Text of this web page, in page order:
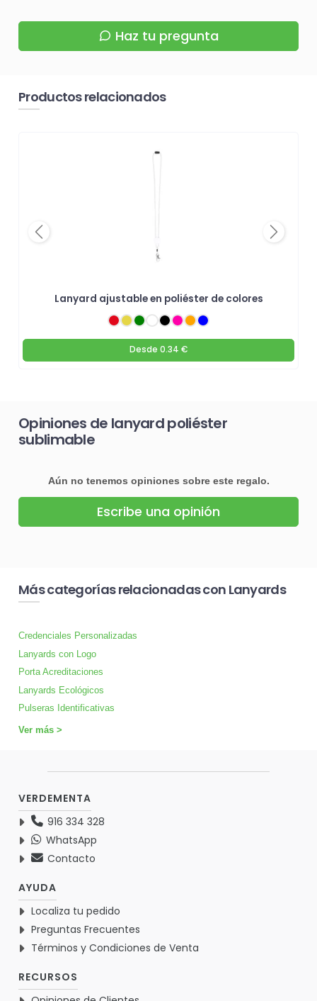
Haz tu pregunta
Productos relacionados
Lanyard ajustable en poliéster de colores
Desde 0.34 €
Previous Next
Opiniones de lanyard poliéster
sublimable
Aún no tenemos opiniones sobre este regalo.
Escribe una opinión
Más categorías relacionadas con Lanyards
Credenciales Personalizadas
Lanyards con Logo
Porta Acreditaciones
Lanyards Ecológicos
Pulseras Identificativas
Ver más >
VERDEMENTA
916 334 328
WhatsApp
Contacto
AYUDA
Localiza tu pedido
Preguntas Frecuentes
Términos y Condiciones de Venta
RECURSOS